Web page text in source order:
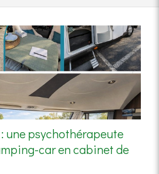
une psychothérapeute
car en cabinet de